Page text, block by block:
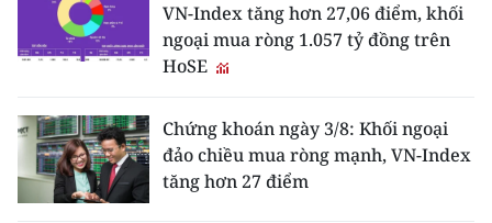
Video
Media Chính trị
Media Kinh tế
Media Văn hóa
Media Xã hội
VN-Index tăng hơn 27,06 điểm, khối
ngoại mua ròng 1.057 tỷ đồng trên
HoSE
Chứng khoán ngày 3/8: Khối ngoại
đảo chiều mua ròng mạnh, VN-Index
tăng hơn 27 điểm